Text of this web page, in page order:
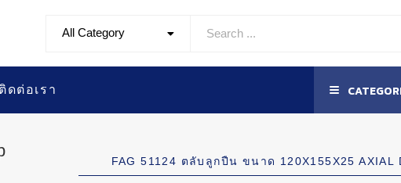
All Category
ติดต่อเรา
FAG 51124 ตลับลูกปืน ขนาด 120X155X25 AXIAL